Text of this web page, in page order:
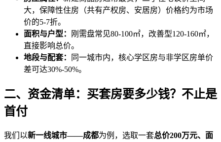
大，保障性住房（共有产权房、安居房）价格约为市场
价的5-7折。
面积与户型：
刚需盘常见80-100㎡，改善型120-160㎡，
直接影响总价。
地段与配套：
同一城市内，核心学区房与非学区房单价
差可达30%-50%。
二、资金清单：买套房要多少钱？不止是
首付
我们以新一线城市——成都为例，选取一套总价200万元、面